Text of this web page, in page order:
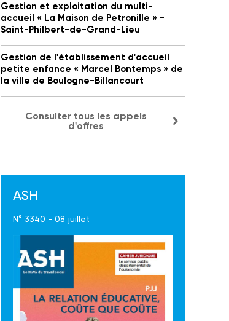
Gestion et exploitation du multi-
accueil « La Maison de Petronille » -
Saint-Philbert-de-Grand-Lieu
Gestion de l'établissement d'accueil
petite enfance « Marcel Bontemps » de
la ville de Boulogne-Billancourt
Consulter tous les appels
d'offres
ASH
N° 3340 - 08 juillet